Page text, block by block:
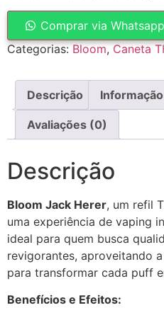
Comprar via Whatsapp
Categorias:Bloom,Caneta
Descrição
Avaliações (0)
Descrição
Bloom Jack Herer, um refil
uma experiência de vaping
ideal para quem busca
revigorantes, aproveitando
para transformar cada puff
Benefícios e Efeitos: